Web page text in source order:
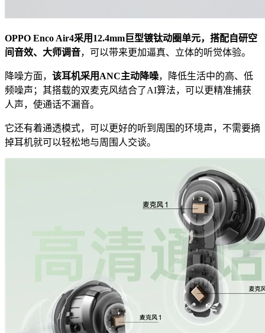
OPPO Enco Air4采用12.4mm巨型镀钛动圈单元，搭配自研空
间音效、大师调音，可以带来更加逼真、立体的听觉体验。
降噪方面， 该耳机采用ANC主动降噪，降低生活中的高、低
频噪声；其搭载的双麦克风结合了AI算法，可以更精准捕获
人声，使通话不漏音。
它还有着通透模式，可以更好的听到周围的环境声，不需要摘
掉耳机就可以轻松地与周围人交谈。